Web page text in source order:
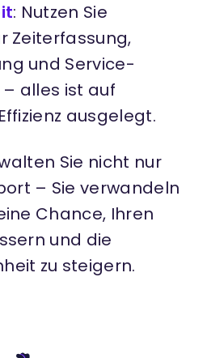
: Nutzen Sie
Zeiterfassung,
und Service-
alles ist auf
ausgelegt.
Sie nicht nur
– Sie verwandeln
Chance, Ihren
und die
zu steigern.